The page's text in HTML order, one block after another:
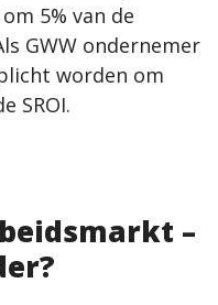
5% van de
GWW ondernemer
worden om
SROI.
–